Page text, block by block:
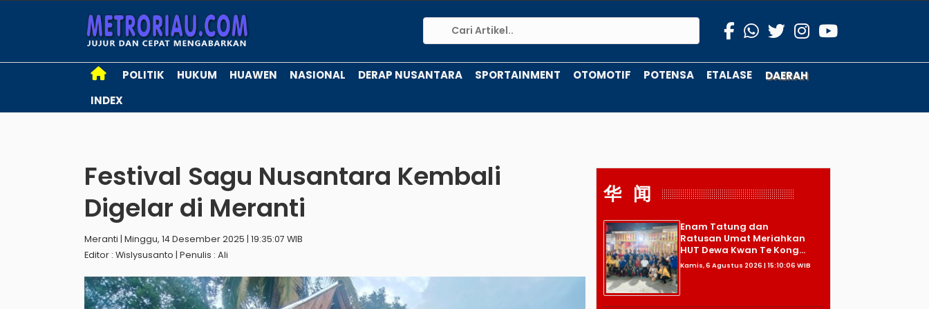
POLITIK HUKUM HUAWEN NASIONAL DERAP NUSANTARA SPORTAINMENT OTOMOTIF POTENSA ETALASE
DAERAH
INDEX
Festival Sagu Nusantara Kembali
Digelar di Meranti
Meranti | Minggu, 14 Desember 2025 | 19:35:07 WIB
Editor : Wislysusanto | Penulis : Ali
华 闻
Enam Tatung dan
Ratusan Umat Meriahkan
HUT Dewa Kwan Te Kong...
Kamis, 6 Agustus 2026 | 15:10:06 WIB